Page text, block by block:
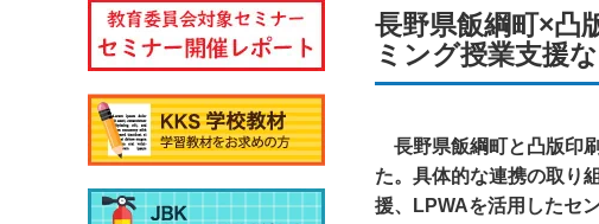
長野県飯綱町×凸
ミング授業支援
長野県飯綱町と凸版印
た。具体的な連携の取り
援、LPWAを活用したセ